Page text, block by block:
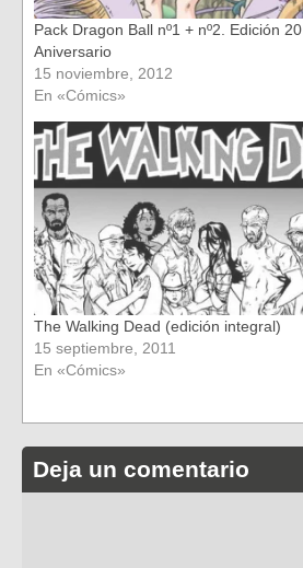
Pack Dragon Ball nº1 + nº2. Edición 20
Aniversario
15 noviembre, 2012
En «Cómics»
The Walking Dead (edición integral)
15 septiembre, 2011
En «Cómics»
Deja un comentario